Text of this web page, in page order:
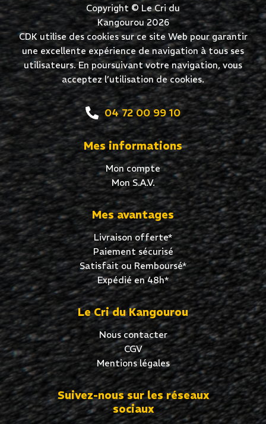
Copyright © Le Cri du
Kangourou 2026
CDK utilise des cookies sur ce site Web pour garantir
une excellente expérience de navigation à tous ses
utilisateurs. En poursuivant votre navigation, vous
acceptez l’utilisation de cookies.
04 72 00 99 10
Mes informations
Mon compte
Mon S.A.V.
Mes avantages
Livraison offerte*
Paiement sécurisé
Satisfait ou Remboursé*
Expédié en 48h*
Le Cri du Kangourou
Nous contacter
CGV
Mentions légales
Suivez-nous sur les réseaux
sociaux